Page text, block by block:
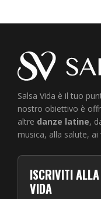
Salsa Vida è il tuo
nostro obiettivo è
altre danze latine,
musica, alla salute,
ISCRIVITI
VIDA